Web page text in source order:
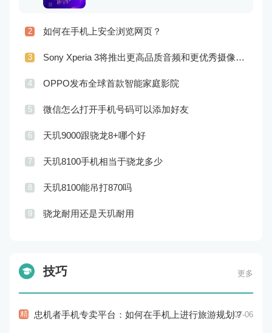
2 如何在手机上安全浏览网页？
3 Sony Xperia 3将推出更高品质音频和更优秀摄像技术
4 OPPO发布全球首款智能家庭影院
5 微信怎么打开手机号码可以添加好友
6 天玑9000跟骁龙8+哪个好
7 天玑8100手机相当于骁龙多少
8 天玑8100能吊打870吗
9 骁龙耐用还是天玑耐用
技巧 更多
精 忠机者手机专卖平台：如何在手机上进行旅游规划？07-06